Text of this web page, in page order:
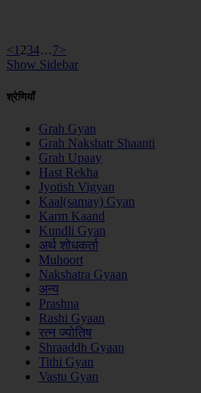
पोस्ट्स
नेविगेशन
<Page
1 Page
2Page
3Page
4…Page
7>
Show Sidebar
श्रेणियाँ
Grah Gyan
Grah Nakshatr Shaanti
Grah Upaay
Hast Rekha
Jyotish Vigyan
Kaal(samay) Gyan
Karm Kaand
Kundli Gyan
अर्थ शोधकर्ता
Muhoort
Nakshatra Gyaan
अन्य
Prashna
Rashi Gyaan
रत्न ज्योतिष
Shraaddh Gyaan
Tithi Gyan
Vastu Gyan